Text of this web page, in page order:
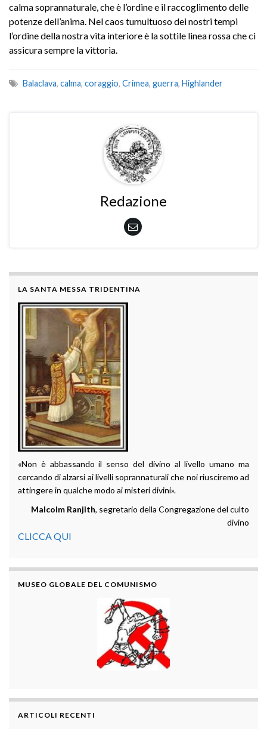
calma soprannaturale, che è l’ordine e il raccoglimento delle
potenze dell’anima. Nel caos tumultuoso dei nostri tempi
l’ordine della nostra vita interiore è la sottile linea rossa che ci
assicura sempre la vittoria.
Balaclava, calma, coraggio, Crimea, guerra, Highlander
Redazione
LA SANTA MESSA TRIDENTINA
«Non è abbassando il senso del divino al livello umano ma
cercando di alzarsi ai livelli soprannaturali che noi riusciremo ad
attingere in qualche modo ai misteri divini».
Malcolm Ranjith, segretario della Congregazione del culto
divino
CLICCA QUI
MUSEO GLOBALE DEL COMUNISMO
ARTICOLI RECENTI